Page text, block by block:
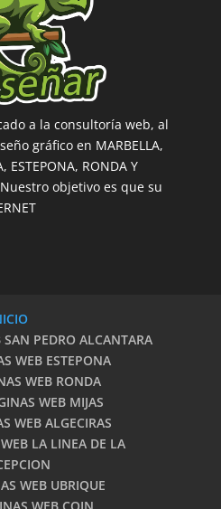
a la consultoría web, al
gráfico en MARBELLA,
ESTEPONA, RONDA Y
Nuestro objetivo es que su
PEDRO ALCANTARA
WEB ESTEPONA
WEB RONDA
WEB MIJAS
WEB ALGECIRAS
LA LINEA DE LA
WEB UBRIQUE
WEB COIN